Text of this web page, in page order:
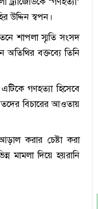
উদ্দিন স্বপন।
শাপলা স্মৃতি সংসদ
অতিথির বক্তব্যে তিনি
গণহত্যা হিসেবে
বিচারের আওতায়
করার চেষ্টা করা
মামলা দিয়ে হয়রানি